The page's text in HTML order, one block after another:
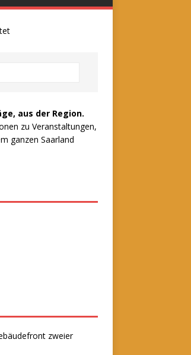
aus der Region.
zu Veranstaltungen,
ganzen Saarland
zweier